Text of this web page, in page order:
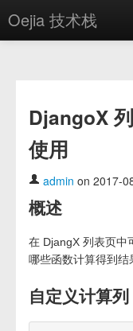
Oejia 技术栈
方案
OE学院
分享
关于
编辑器
DjangoX
使用
admin on 2017-
概述
在 DjangX 列表页中
哪些函数计算得到结
自定义计算列